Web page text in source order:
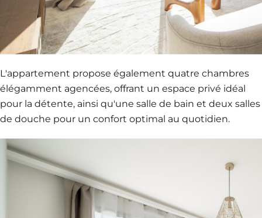
L'appartement propose également quatre chambres
élégamment agencées, offrant un espace privé idéal
pour la détente, ainsi qu'une salle de bain et deux salles
de douche pour un confort optimal au quotidien.